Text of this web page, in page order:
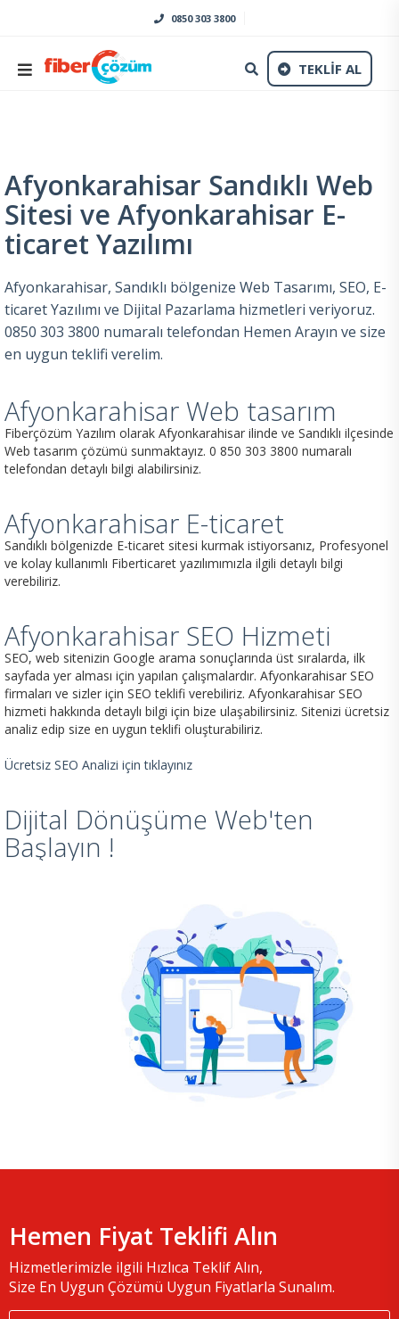
0850 303 3800
TEKLİF AL
Afyonkarahisar Sandıklı Web
Sitesi ve Afyonkarahisar E-
ticaret Yazılımı
Afyonkarahisar, Sandıklı bölgenize Web Tasarımı, SEO, E-
ticaret Yazılımı ve Dijital Pazarlama hizmetleri veriyoruz.
0850 303 3800 numaralı telefondan Hemen Arayın ve size
en uygun teklifi verelim.
Afyonkarahisar Web tasarım
Fiberçözüm Yazılım olarak Afyonkarahisar ilinde ve Sandıklı ilçesinde
Web tasarım çözümü sunmaktayız. 0 850 303 3800 numaralı
telefondan detaylı bilgi alabilirsiniz.
Afyonkarahisar E-ticaret
Sandıklı bölgenizde E-ticaret sitesi kurmak istiyorsanız, Profesyonel
ve kolay kullanımlı Fiberticaret yazılımımızla ilgili detaylı bilgi
verebiliriz.
Afyonkarahisar SEO Hizmeti
SEO, web sitenizin Google arama sonuçlarında üst sıralarda, ilk
sayfada yer alması için yapılan çalışmalardır. Afyonkarahisar SEO
firmaları ve sizler için SEO teklifi verebiliriz. Afyonkarahisar SEO
hizmeti hakkında detaylı bilgi için bize ulaşabilirsiniz. Sitenizi ücretsiz
analiz edip size en uygun teklifi oluşturabiliriz.
Ücretsiz SEO Analizi için tıklayınız
Dijital Dönüşüme Web'ten
Başlayın !
Hemen Fiyat Teklifi Alın
Hizmetlerimizle ilgili Hızlıca Teklif Alın,
Size En Uygun Çözümü Uygun Fiyatlarla Sunalım.